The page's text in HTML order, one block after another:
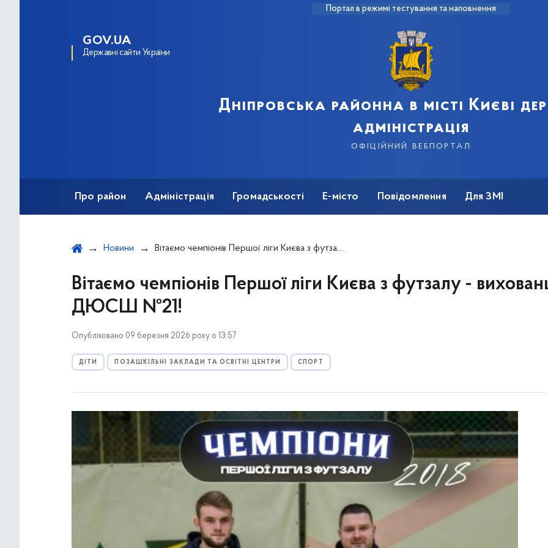
Портал в режимі тестування та наповнення
GOV.UA
Державні сайти України
Дніпровська районна в місті Києві
адміністрація
офіційний вебпортал
Про район Адміністрація Громадськості Е-місто Повідомлення Для ЗМІ
Новини Вітаємо чемпіонів Першої ліги Києва з футзалу - вихованців ДЮСШ №21!
Вітаємо чемпіонів Першої ліги Києва з футзалу -
ДЮСШ №21!
Опубліковано 09 березня 2026 року о 13:57
ДІТИ ПОЗАШКІЛЬНІ ЗАКЛАДИ ТА ОСВІТНІ ЦЕНТРИ СПОРТ